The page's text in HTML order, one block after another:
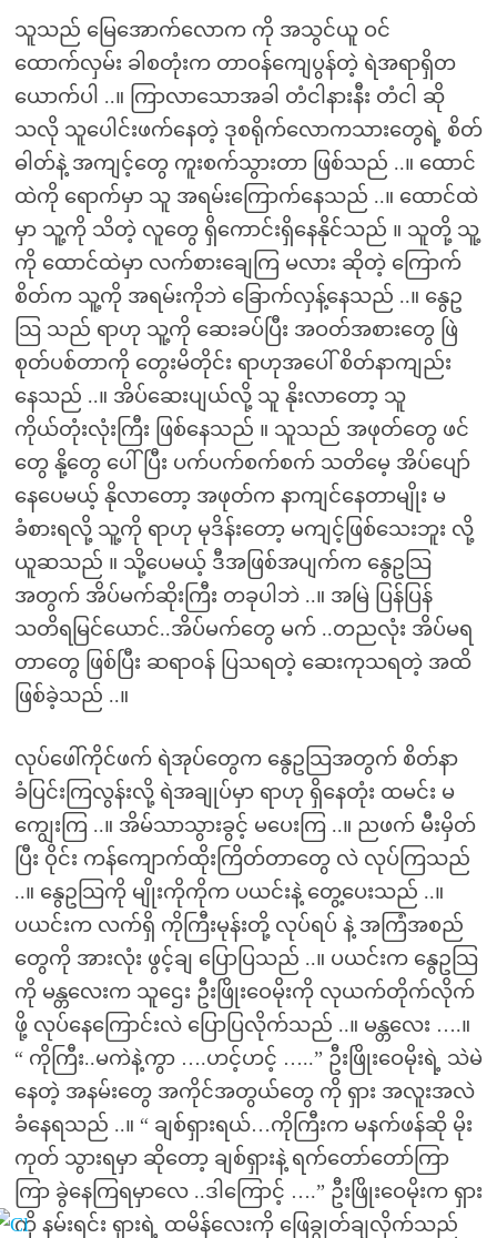
သူသည် မြေအောက်လောက ကို အသွင်ယူ ဝင်
ထောက်လှမ်း ခါစတုံးက တာဝန်ကျေပွန်တဲ့ ရဲအရာရှိတ
ယောက်ပါ ..။ ကြာလာသောအခါ တံငါနားနီး တံငါ ဆို
သလို သူပေါင်းဖက်နေတဲ့ ဒုစရိုက်လောကသားတွေရဲ့ စိတ်
ဓါတ်နဲ့ အကျင့်တွေ ကူးစက်သွားတာ ဖြစ်သည် ..။ ထောင်
ထဲကို ရောက်မှာ သူ အရမ်းကြောက်နေသည် ..။ ထောင်ထဲ
မှာ သူ့ကို သိတဲ့ လူတွေ ရှိကောင်းရှိနေနိုင်သည် ။ သူတို့ သူ့
ကို ထောင်ထဲမှာ လက်စားချေကြ မလား ဆိုတဲ့ ကြောက်
စိတ်က သူ့ကို အရမ်းကိုဘဲ ခြောက်လှန့်နေသည် ..။ နွေဥ
သြ သည် ရာဟု သူ့ကို ဆေးခပ်ပြီး အဝတ်အစားတွေ ဖြဲ
စုတ်ပစ်တာကို တွေးမိတိုင်း ရာဟုအပေါ် စိတ်နာကျည်း
နေသည် ..။ အိပ်ဆေးပျယ်လို့ သူ နိုးလာတော့ သူ
ကိုယ်တုံးလုံးကြီး ဖြစ်နေသည် ။ သူသည် အဖုတ်တွေ ဖင်
တွေ နို့တွေ ပေါ်ပြီး ပက်ပက်စက်စက် သတိမေ့ အိပ်ပျော်
နေပေမယ့် နိုလာတော့ အဖုတ်က နာကျင်နေတာမျိုး မ
ခံစားရလို့ သူ့ကို ရာဟု မုဒိန်းတော့ မကျင့်ဖြစ်သေးဘူး လို့
ယူဆသည် ။ သို့ပေမယ့် ဒီအဖြစ်အပျက်က နွေဥသြ
အတွက် အိပ်မက်ဆိုးကြီး တခုပါဘဲ ..။ အမြဲ ပြန်ပြန်
သတိရမြင်ယောင်..အိပ်မက်တွေ မက် ..တညလုံး အိပ်မရ
တာတွေ ဖြစ်ပြီး ဆရာဝန် ပြသရတဲ့ ဆေးကုသရတဲ့ အထိ
ဖြစ်ခဲ့သည် ..။
လုပ်ဖေါ်ကိုင်ဖက် ရဲအုပ်တွေက နွေဥသြအတွက် စိတ်နာ
ခံပြင်းကြလွန်းလို့ ရဲအချုပ်မှာ ရာဟု ရှိနေတုံး ထမင်း မ
ကျွေးကြ ..။ အိမ်သာသွားခွင့် မပေးကြ ..။ ညဖက် မီးမှိတ်
ပြီး ဝိုင်း ကန်ကျောက်ထိုးကြိတ်တာတွေ လဲ လုပ်ကြသည်
..။ နွေဥသြကို မျိုးကိုကိုက ပယင်းနဲ့ တွေ့ပေးသည် ..။
ပယင်းက လက်ရှိ ကိုကြီးမုန်းတို့ လုပ်ရပ် နဲ့ အကြံအစည်
တွေကို အားလုံး ဖွင့်ချ ပြောပြသည် ..။ ပယင်းက နွေဥသြ
ကို မန္တလေးက သူဌေး ဦးဖြိုးဝေမိုးကို လုယက်တိုက်လိုက်
ဖို့ လုပ်နေကြောင်းလဲ ပြောပြလိုက်သည် ..။ မန္တလေး ….။
“ ကိုကြီး..မကဲနဲ့ကွာ ….ဟင့်ဟင့် …..” ဦးဖြိုးဝေမိုးရဲ့ သဲမဲ
နေတဲ့ အနမ်းတွေ အကိုင်အတွယ်တွေ ကို ရှား အလူးအလဲ
ခံနေရသည် ..။ “ ချစ်ရှားရယ်…ကိုကြီးက မနက်ဖန်ဆို မိုး
ကုတ် သွားရမှာ ဆိုတော့ ချစ်ရှားနဲ့ ရက်တော်တော်ကြာ
ကြာ ခွဲနေကြရမှာလေ ..ဒါကြောင့် ….” ဦးဖြိုးဝေမိုးက ရှား
ကို နမ်းရင်း ရှားရဲ့ ထမိန်လေးကို ဖြေချွတ်ချလိုက်သည်